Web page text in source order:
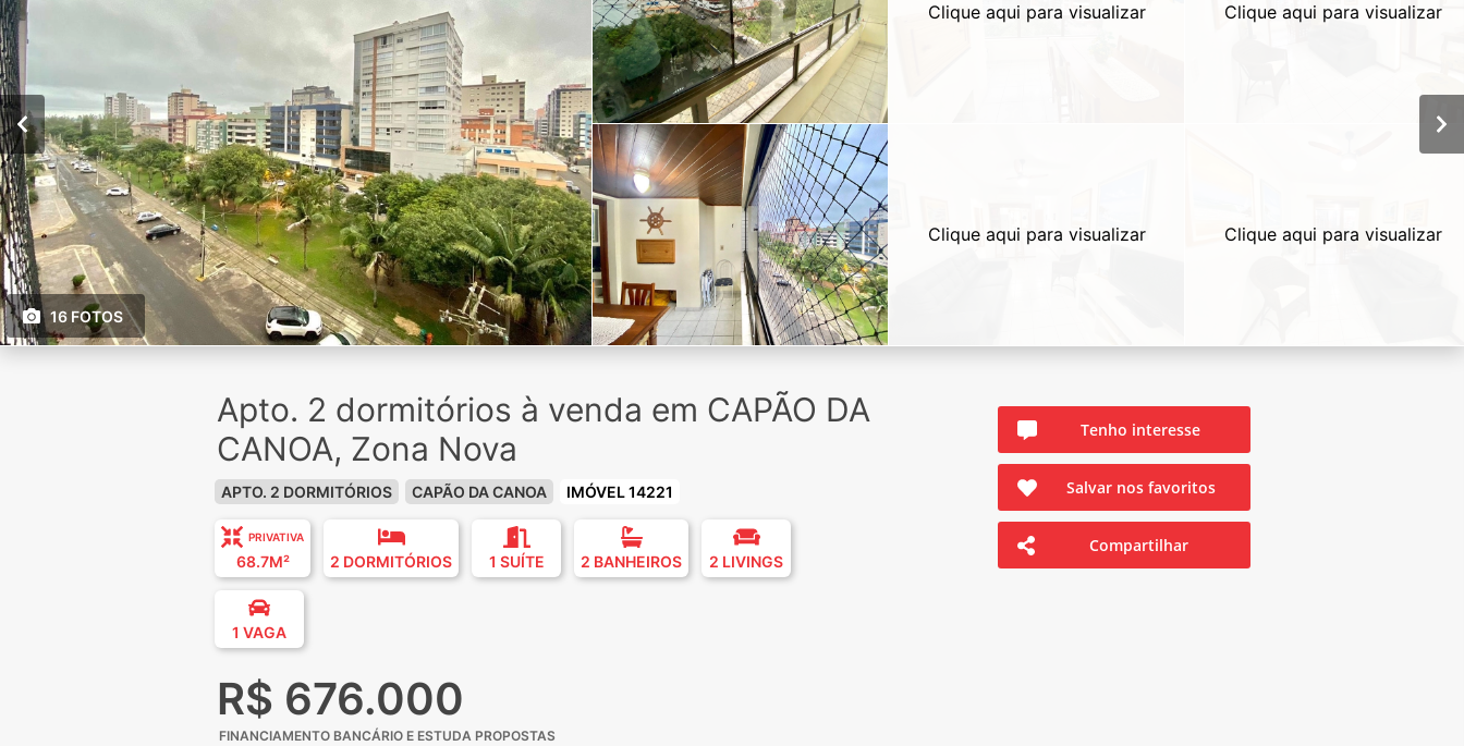
16 FOTOS
Clique aqui para visualizar
Clique aqui para visualizar
Clique aqui para visualizar
Clique aqui para visualizar
Apto. 2 dormitórios à venda em CAPÃO DA
CANOA, Zona Nova
APTO. 2 DORMITÓRIOS CAPÃO DA CANOA IMÓVEL 14221
PRIVATIVA
68.7M² 2 DORMITÓRIOS 1 SUÍTE 2 BANHEIROS 2 LIVINGS
1 VAGA
R$ 676.000
FINANCIAMENTO BANCÁRIO E ESTUDA PROPOSTAS
Tenho interesse
Salvar nos favoritos
Compartilhar